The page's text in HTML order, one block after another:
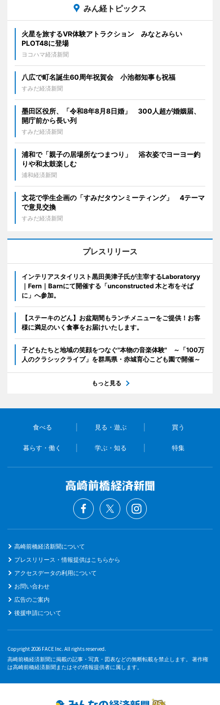
みん経トピックス
火星を旅するVR体験アトラクション みなとみらい
PLOT48に登場
ヨコハマ経済新聞
八広で町名誕生60周年祝賀会 小池都知事も祝福
すみだ経済新聞
墨田区役所、「令和8年8月8日婚」 300人超が婚姻届、
開庁前から長い列
すみだ経済新聞
浦和で「親子の居場所なつまつり」 浴衣姿でヨーヨー釣
りや和太鼓楽しむ
浦和経済新聞
文花で学生企画の「すみだタウンミーティング」 4テーマ
で意見交換
すみだ経済新聞
プレスリリース
インテリアスタイリスト黒田美津子氏が主宰するLaboratoryy
｜Fern｜Barnにて開催する「unconstructed 木と布をそば
に」へ参加。
【ステーキのどん】お盆期間もランチメニューをご提供！お客
様に満足のいく食事をお届けいたします。
子どもたちと地域の笑顔をつなぐ"本物の音楽体験" ～「100万
人のクラシックライブ」を群馬県・赤城育心こども園で開催～
もっと見る
食べる 見る・遊ぶ 買う
暮らす・働く 学ぶ・知る 特集
高崎前橋経済新聞について
プレスリリース・情報提供はこちらから
アクセスデータの利用について
お問い合わせ
広告のご案内
後援申請について
Copyright 2026 FACE Inc. All rights reserved.
高崎前橋経済新聞に掲載の記事・写真・図表などの無断転載を禁止します。 著作権
は高崎前橋経済新聞またはその情報提供者に属します。